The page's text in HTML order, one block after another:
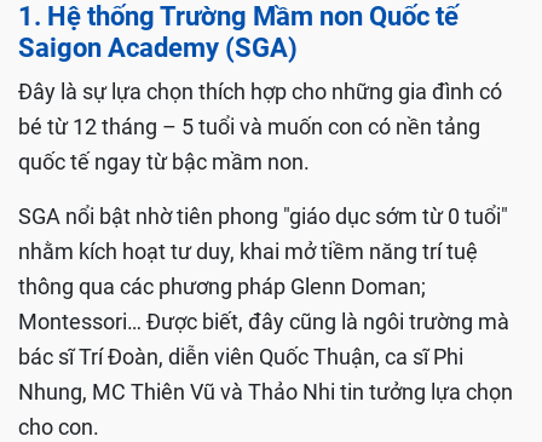
1. Hệ thống Trường Mầm non Quốc tế
Saigon Academy (SGA)
Đây là sự lựa chọn thích hợp cho những gia đình có
bé từ 12 tháng – 5 tuổi và muốn con có nền tảng
quốc tế ngay từ bậc mầm non.
SGA nổi bật nhờ tiên phong "giáo dục sớm từ 0 tuổi"
nhằm kích hoạt tư duy, khai mở tiềm năng trí tuệ
thông qua các phương pháp Glenn Doman;
Montessori… Được biết, đây cũng là ngôi trường mà
bác sĩ Trí Đoàn, diễn viên Quốc Thuận, ca sĩ Phi
Nhung, MC Thiên Vũ và Thảo Nhi tin tưởng lựa chọn
cho con.